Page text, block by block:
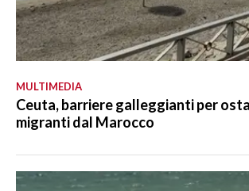
MULTIMEDIA
Ceuta, barriere galleggianti per
migranti dal Marocco